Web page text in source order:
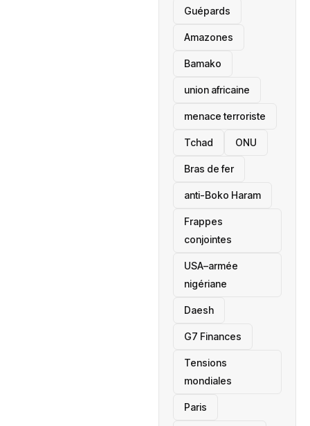
Guépards
Amazones
Bamako
union africaine
menace terroriste
‎Tchad ONU
Bras de fer
anti-Boko Haram
Frappes
conjointes
USA–armée
nigériane
Daesh
‎G7 Finances
Tensions
mondiales
Paris